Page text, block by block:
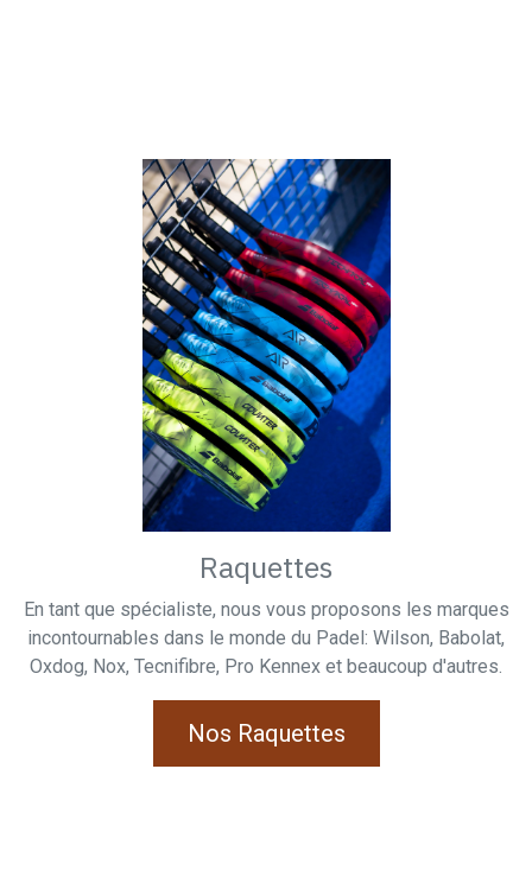
Raquettes
En tant que spécialiste, nous vous proposons les marques
incontournables dans le monde du Padel: Wilson, Babolat,
Oxdog, Nox, Tecnifibre, Pro Kennex et beaucoup d'autres.
Nos Raquettes